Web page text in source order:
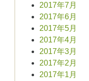
2017年7月
2017年6月
2017年5月
2017年4月
2017年3月
2017年2月
2017年1月